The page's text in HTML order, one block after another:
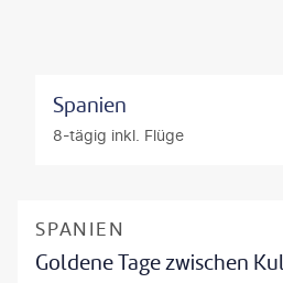
Spanien
8-tägig inkl. Flüge
SPANIEN
Goldene Tage zwischen